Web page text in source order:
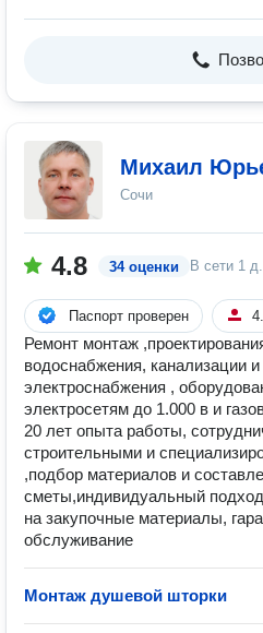
Михаил
Сочи
4.8 34 оценки В сети 1
Паспорт проверен
Ремонт монтаж
водоснабжения, канализации и
электроснабжения ,
электросетям до 1.000 в и
20 лет опыта работы,
строительными и
,подбор материалов и
сметы,индивидуальный
на закупочные материалы,
обслуживание
Монтаж душевой шторки